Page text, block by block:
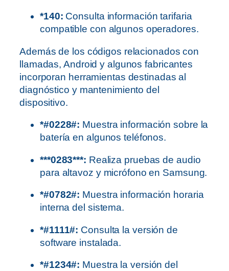
*140: Consulta información tarifaria
compatible con algunos operadores.
Además de los códigos relacionados con
llamadas, Android y algunos fabricantes
incorporan herramientas destinadas al
diagnóstico y mantenimiento del
dispositivo.
*#0228#: Muestra información sobre la
batería en algunos teléfonos.
***0283***: Realiza pruebas de audio
para altavoz y micrófono en Samsung.
*#0782#: Muestra información horaria
interna del sistema.
*#1111#: Consulta la versión de
software instalada.
*#1234#: Muestra la versión del